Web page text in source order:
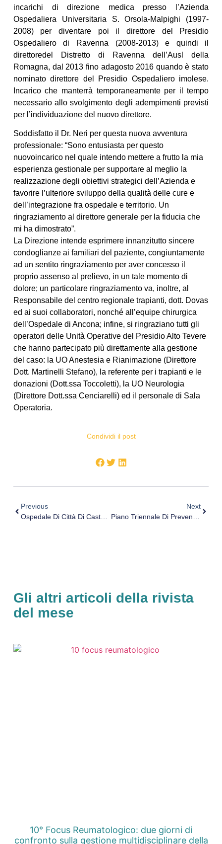
incarichi di direzione medica presso l’Azienda
Ospedaliera Universitaria S. Orsola-Malpighi (1997-
2008) per diventare poi il direttore del Presidio
Ospedaliero di Ravenna (2008-2013) e quindi il
direttoredel Distretto di Ravenna dell’Ausl della
Romagna, dal 2013 fino adagosto 2016 quando è stato
nominato direttore del Presidio Ospedaliero imolese.
Incarico che manterrà temporaneamente per il tempo
necessario allo svolgimento degli adempimenti previsti
per l’individuazione del nuovo direttore.
Soddisfatto il Dr. Neri per questa nuova avventura
professionale: “Sono entusiasta per questo
nuovoincarico nel quale intendo mettere a frutto la mia
esperienza gestionale per supportare al meglio la
realizzazione degli obiettivi strategici dell’Azienda e
favorire l’ulteriore sviluppo della qualità delle cure e
dell’integrazione fra ospedale e territorio. Un
ringraziamento al direttore generale per la fiducia che
mi ha dimostrato”.
La Direzione intende esprimere innanzitutto sincere
condoglianze ai familiari del paziente, congiuntamente
ad un sentito ringraziamento per aver concesso il
proprio assenso al prelievo, in un tale momento di
dolore; un particolare ringraziamento va, inoltre, al
Responsabile del centro regionale trapianti, dott. Dovas
ed ai suoi collaboratori, nonché all’equipe chirurgica
dell’Ospedale di Ancona; infine, si ringraziano tutti gli
operatori delle Unità Operative del Presidio Alto Tevere
che hanno partecipato più direttamente alla gestione
del caso: la UO Anestesia e Rianimazione (Direttore
Dott. Martinelli Stefano), la referente per i trapianti e le
donazioni (Dott.ssa Toccoletti), la UO Neurologia
(Direttore Dott.ssa Cenciarelli) ed il personale di Sala
Operatoria.
Condividi il post
Previous
Ospedale Di Città Di Castello, Espiantati Gli Organi Di Un Settantenne
Next
Gli altri articoli della rivista
del mese
10° Focus Reumatologico: due giorni di
confronto sulla gestione multidisciplinare della